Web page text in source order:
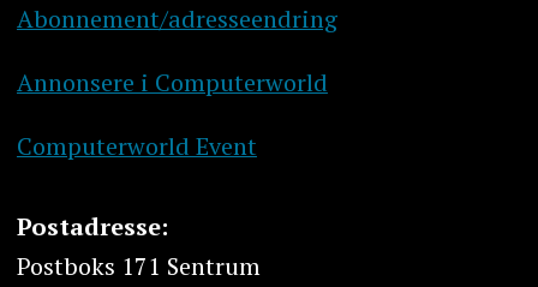
Abonnement/adresseendring
Annonsere i Computerworld
Computerworld Event
Postadresse:
Postboks 171 Sentrum